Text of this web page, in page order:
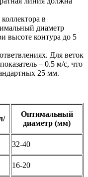
в
диаметр
высоте контура до 5
Для веток
– 0.5 м/с, что
25 мм.
Оптимальный
диаметр (мм)
32-40
16-20